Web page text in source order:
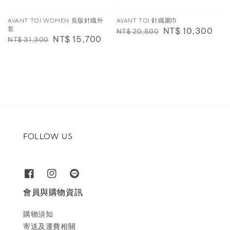
AVANT TOI WOMEN 長版針織外
套
Regular
NT$ 31,300 Sale
NT$ 15,700
AVANT TOI 針織圍巾
Regular
NT$ 20,500 Sale
NT$ 10,300
FOLLOW US
會員與購物資訊
購物須知
寄送及運費相關